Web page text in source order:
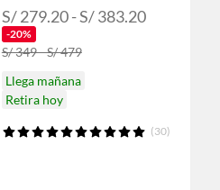
S/ 279.20 - S/ 383.20
-20%
S/ 349 - S/ 479
Llega mañana
Retira hoy
(30)